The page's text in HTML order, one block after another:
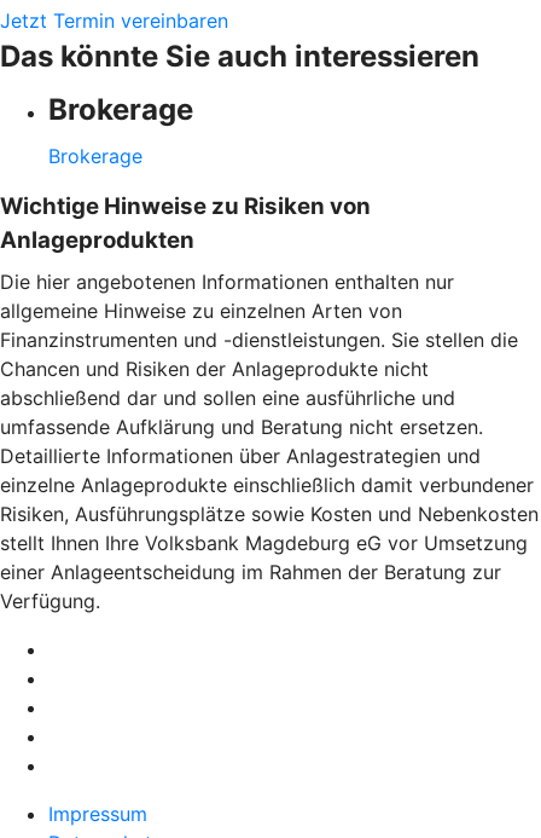
Jetzt Termin vereinbaren
Das könnte Sie auch interessieren
Brokerage
Brokerage
Wichtige Hinweise zu Risiken von
Anlageprodukten
Die hier angebotenen Informationen enthalten nur
allgemeine Hinweise zu einzelnen Arten von
Finanzinstrumenten und -dienstleistungen. Sie stellen die
Chancen und Risiken der Anlageprodukte nicht
abschließend dar und sollen eine ausführliche und
umfassende Aufklärung und Beratung nicht ersetzen.
Detaillierte Informationen über Anlagestrategien und
einzelne Anlageprodukte einschließlich damit verbundener
Risiken, Ausführungsplätze sowie Kosten und Nebenkosten
stellt Ihnen Ihre Volksbank Magdeburg eG vor Umsetzung
einer Anlageentscheidung im Rahmen der Beratung zur
Verfügung.
Impressum